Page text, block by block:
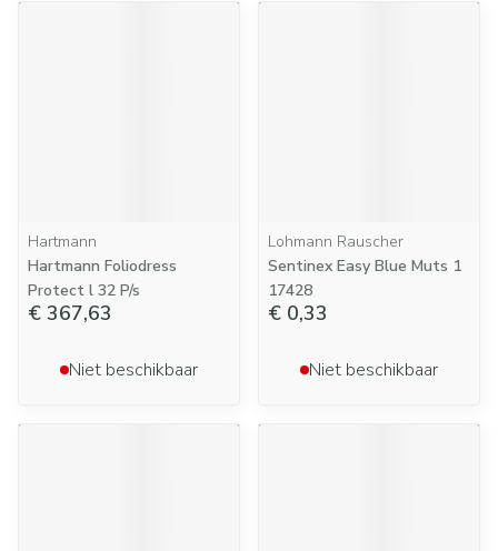
Hartmann
Hartmann Foliodress
Protect l 32 P/s
€ 367,63
Niet beschikbaar
Lohmann Rauscher
Sentinex Easy Blue Muts 1
17428
€ 0,33
Niet beschikbaar